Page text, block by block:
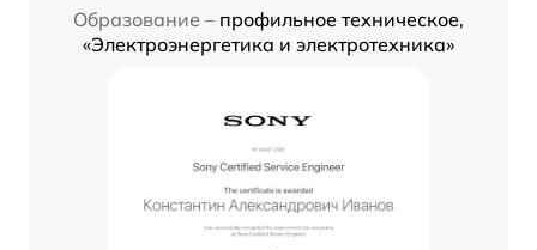
Образование – профильное техническое,
«Электроэнергетика и электротехника»